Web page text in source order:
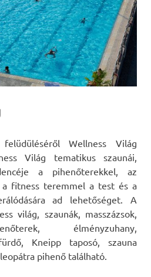
Wellness Világ
Világ tematikus szaunái,
a pihenőterekkel, az
a fitness teremmel a test és a
ad lehetőséget. A
világ, szaunák, masszázsok,
élményzuhany,
Kneipp taposó, szauna
pihenő található.